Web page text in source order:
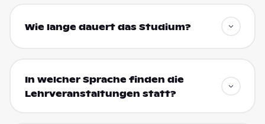
Wie lange dauert das Studium?
In welcher Sprache finden die
Lehrveranstaltungen statt?